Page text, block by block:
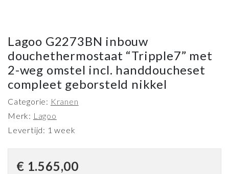
Lagoo G2273BN inbouw
douchethermostaat “Tripple7” met
2-weg omstel incl. handdoucheset
compleet geborsteld nikkel
Categorie: Kranen
Merk: Lagoo
Levertijd: 1 week
€ 1.565,00